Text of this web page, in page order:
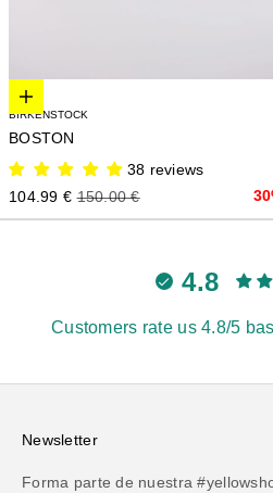
Elige opciones
BIRKENSTOCK
BOSTON
38 reviews
Precio de oferta
104.99 €Precio normal
150.00 €
4.8
Customers rate us 4.8/5
Newsletter
Forma parte de nuestra